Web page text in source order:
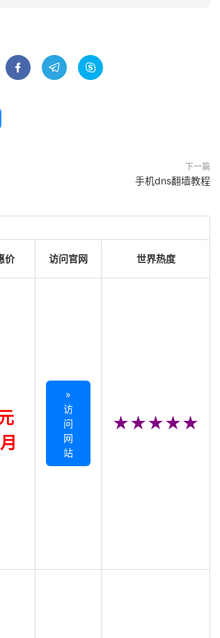
  
下一篇
手机dns翻墙教程
价 访问官网 世界热度
»
访
问
网
站
★★★★★